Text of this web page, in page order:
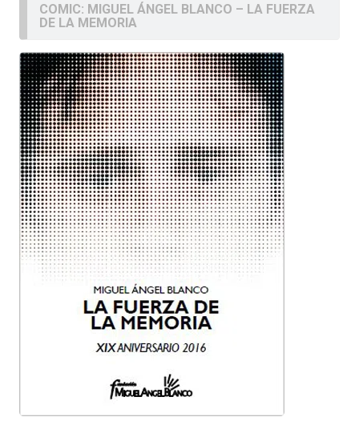
COMIC: MIGUEL ÁNGEL BLANCO – LA FUERZA
DE LA MEMORIA